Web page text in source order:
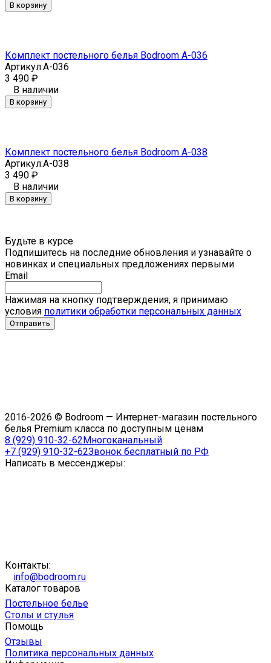
В корзину
Комплект постельного белья Bodroom A-036
Артикул:A-036
3 490 ₽
В наличии
В корзину
Комплект постельного белья Bodroom A-038
Артикул:A-038
3 490 ₽
В наличии
В корзину
Будьте в курсе
Подпишитесь на последние обновления и узнавайте о
новинках и специальных предложениях первыми
Email
Нажимая на кнопку подтверждения, я принимаю
условия политики обработки персональных данных
2016-2026 © Bodroom — Интернет-магазин постельного
белья Premium класса по доступным ценам
8 (929) 910-32-62 Многоканальный
+7 (929) 910-32-62Звонок бесплатный по РФ
Написать в мессенджеры:
Контакты:
info@bodroom.ru
Каталог товаров
Постельное белье
Столы и стулья
Помощь
Отзывы
Политика персональных данных